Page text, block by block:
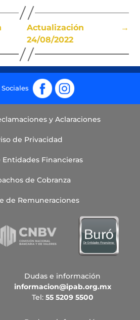
→
Actualización
24/08/2022
Fb Ig
y Aclaraciones
de Privacidad
Entidades Financieras
de Cobranza
de Remuneraciones
Dudas e información
informacion@ipab.org.mx
Tel: 55 5209 5500